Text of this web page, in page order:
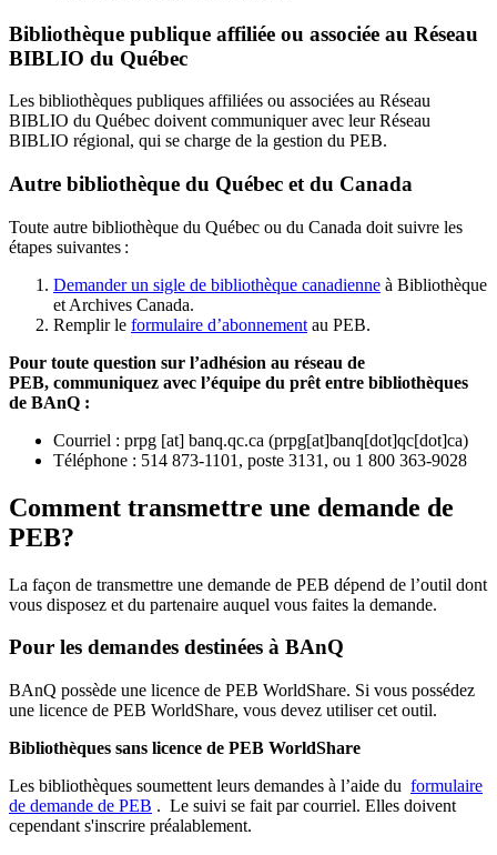
Bibliothèque publique affiliée ou associée au Réseau
BIBLIO du Québec
Les bibliothèques publiques affiliées ou associées au Réseau
BIBLIO du Québec doivent communiquer avec leur Réseau
BIBLIO régional, qui se charge de la gestion du PEB.
Autre bibliothèque du Québec et du Canada
Toute autre bibliothèque du Québec ou du Canada doit suivre les
étapes suivantes :
Demander un sigle de bibliothèque canadienne à Bibliothèque
et Archives Canada.
Remplir le formulaire d’abonnement au PEB.
Pour toute question sur l’adhésion au réseau de
PEB, communiquez avec l’équipe du prêt entre bibliothèques
de BAnQ :
Courriel : prpg [at] banq.qc.ca (prpg[at]banq[dot]qc[dot]ca)
Téléphone : 514 873-1101, poste 3131, ou 1 800 363-9028
Comment transmettre une demande de
PEB?
La façon de transmettre une demande de PEB dépend de l’outil dont
vous disposez et du partenaire auquel vous faites la demande.
Pour les demandes destinées à BAnQ
BAnQ possède une licence de PEB WorldShare. Si vous possédez
une licence de PEB WorldShare, vous devez utiliser cet outil.
Bibliothèques sans licence de PEB WorldShare
Les bibliothèques soumettent leurs demandes à l’aide du formulaire
de demande de PEB . Le suivi se fait par courriel. Elles doivent
cependant s'inscrire préalablement.